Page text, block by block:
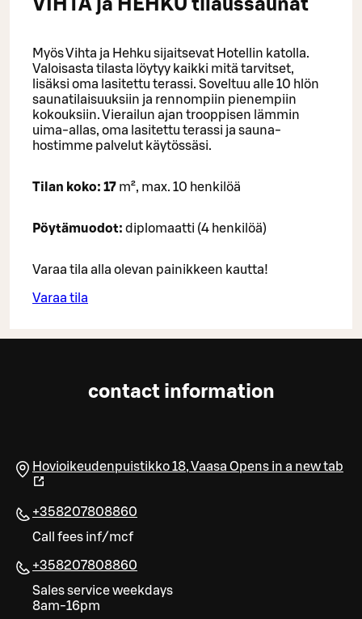
VIHTA ja HEHKU tilaussaunat
Myös Vihta ja Hehku sijaitsevat Hotellin katolla.
Valoisasta tilasta löytyy kaikki mitä tarvitset,
lisäksi oma lasitettu terassi. Soveltuu alle 10 hlön
saunatilaisuuksiin ja rennompiin pienempiin
kokouksiin. Vierailun ajan trooppisen lämmin
uima-allas, oma lasitettu terassi ja sauna-
hostimme palvelut käytössäsi.
Tilan koko: 17 m², max. 10 henkilöä
Pöytämuodot: diplomaatti (4 henkilöä)
Varaa tila alla olevan painikkeen kautta!
Varaa tila
contact information
Hovioikeudenpuistikko 18,Vaasa Opens in a new tab
+358207808860
Call fees inf/mcf
+358207808860
Sales service weekdays
8am-16pm